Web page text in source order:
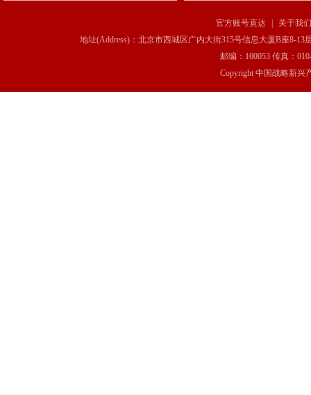
官方账号直达
关于我们
地址(Address)：北京市西城区广内大街315号信息大厦B座8-13
邮编：100053 传真：
Copyright 中国战略新兴